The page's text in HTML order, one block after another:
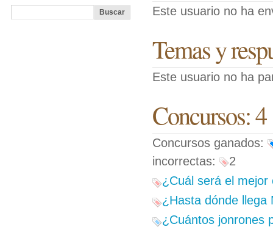
Este usuario no ha
Temas y
Este usuario no ha
Concursos: 4
Concursos ganados:
incorrectas:
2
¿Cuál será el
¿Hasta dónde llega
¿Cuántos jonrones